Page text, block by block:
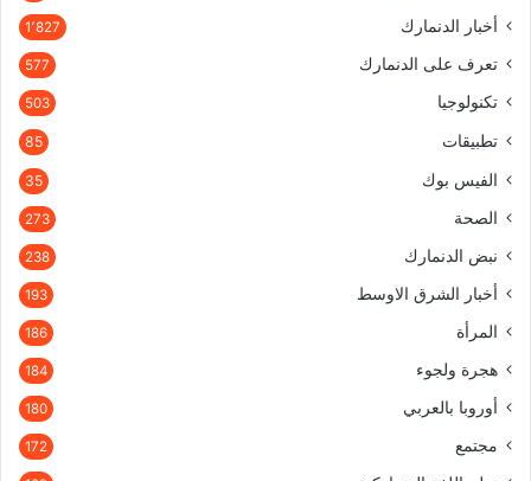
أخبار الدنمارك 1٬827
تعرف على الدنمارك 577
تكنولوجيا 503
تطبيقات 85
الفيس بوك 35
الصحة 273
نبض الدنمارك 238
أخبار الشرق الاوسط 193
المرأة 186
هجرة ولجوء 184
أوروبا بالعربي 180
مجتمع 172